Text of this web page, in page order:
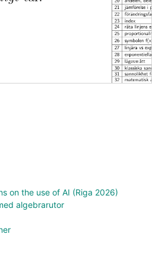
on the use of AI (Riga 2026)
algebrarutor